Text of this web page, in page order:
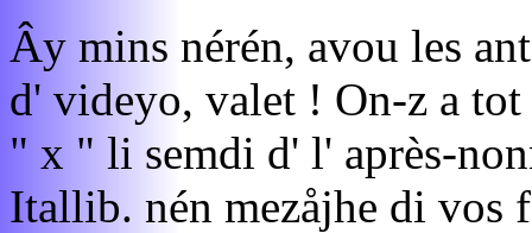
Ây mins nérén, avou les
d' videyo, valet ! On-z a
" x " li semdi d' l' après-
Itallib. nén mezåjhe di vos